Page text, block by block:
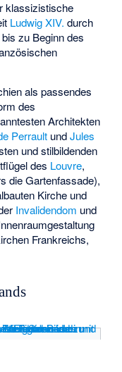
klassizistische
Ludwig XIV. durch
zu Beginn des
als passendes
des
Architekten
Perrault undJules
und stilbildenden
des Louvre,
die Gartenfassade),
Kirche und
Invalidendom und
Frankreichs,